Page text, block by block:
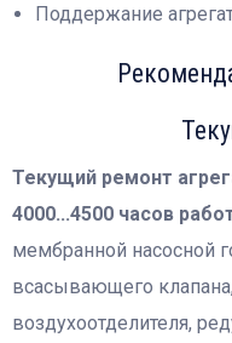
Поддержание
Текущий ремонт
4000...4500 часов
мембранной насосной
всасывающего
воздухоотделителя,